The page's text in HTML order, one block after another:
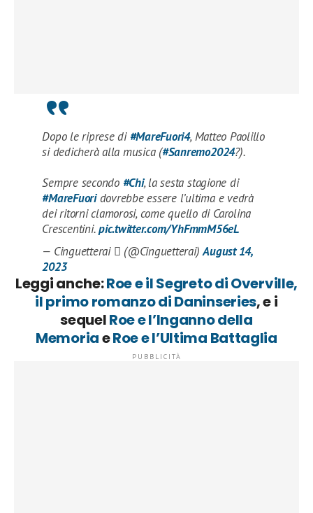
Dopo le riprese di #MareFuori4, Matteo Paolillo
si dedicherà alla musica (#Sanremo2024?).
Sempre secondo #Chi, la sesta stagione di
#MareFuoridovrebbe essere l’ultima e vedrà
dei ritorni clamorosi, come quello di Carolina
Crescentini.pic.twitter.com/YhFmmM56eL
— Cinguetterai  (@Cinguetterai)August 14,
2023
Leggi anche:Roe e il Segreto di Overville,
il primo romanzo di Daninseries, e i
sequelRoe e l’Inganno della
MemoriaeRoe e l’Ultima Battaglia